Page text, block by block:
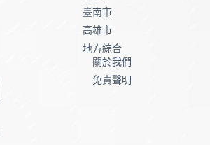
臺南市
高雄市
地方綜合
關於我們
免責聲明